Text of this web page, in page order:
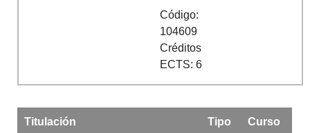
Código:
104609
Créditos
ECTS: 6
Titulación Tipo Curso